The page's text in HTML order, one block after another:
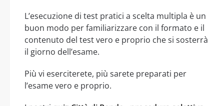
L’esecuzione di test pratici a scelta multipla è un
buon modo per familiarizzare con il formato e il
contenuto del test vero e proprio che si sosterrà
il giorno dell’esame.
Più vi eserciterete, più sarete preparati per
l’esame vero e proprio.